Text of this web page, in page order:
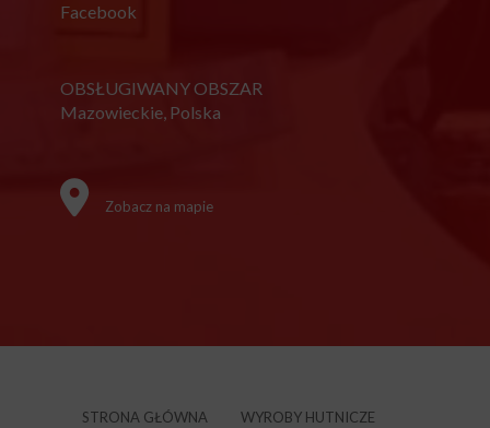
Facebook
OBSŁUGIWANY OBSZAR
Mazowieckie, Polska
Zobacz na mapie
STRONA GŁÓWNA WYROBY HUTNICZE